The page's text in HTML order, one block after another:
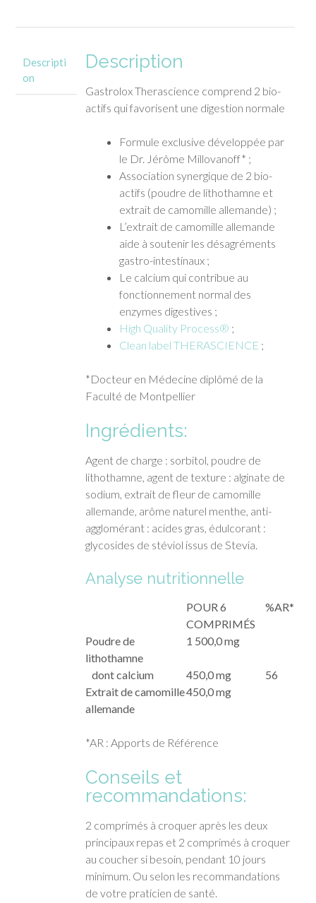
Descripti
on
Description
Gastrolox Therascience comprend 2 bio-
actifs qui favorisent une digestion normale
Formule exclusive développée par
le Dr. Jérôme Millovanoff* ;
Association synergique de 2 bio-
actifs (poudre de lithothamne et
extrait de camomille allemande) ;
L’extrait de camomille allemande
aide à soutenir les désagréments
gastro-intestinaux ;
Le calcium qui contribue au
fonctionnement normal des
enzymes digestives ;
High Quality Process® ;
Clean label THERASCIENCE ;
*Docteur en Médecine diplômé de la
Faculté de Montpellier
Ingrédients:
Agent de charge : sorbitol, poudre de
lithothamne, agent de texture : alginate de
sodium, extrait de fleur de camomille
allemande, arôme naturel menthe, anti-
agglomérant : acides gras, édulcorant :
glycosides de stéviol issus de Stevia.
Analyse nutritionnelle
POUR 6
COMPRIMÉS
%AR*
Poudre de
lithothamne
1 500,0 mg
dont calcium 450,0 mg
56
Extrait de camomille
allemande
450,0 mg
*AR : Apports de Référence
Conseils et
recommandations:
2 comprimés à croquer après les deux
principaux repas et 2 comprimés à croquer
au coucher si besoin, pendant 10 jours
minimum. Ou selon les recommandations
de votre praticien de santé.